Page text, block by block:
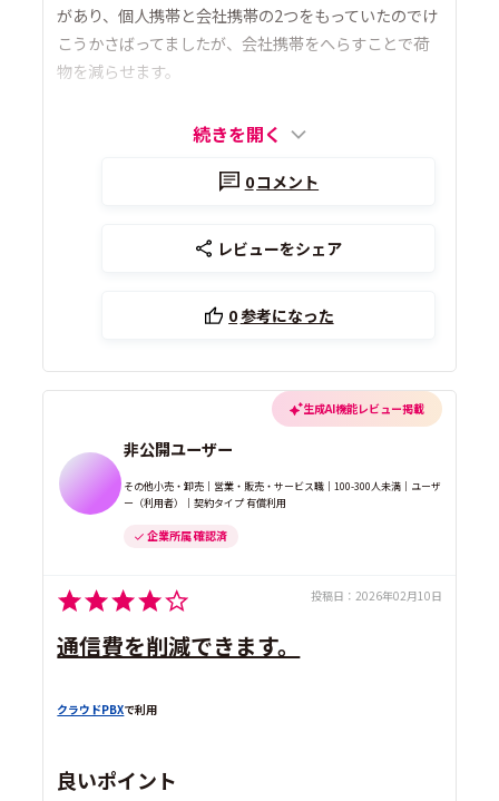
があり、個人携帯と会社携帯の2つをもっていたのでけ
こうかさばってましたが、会社携帯をへらすことで荷
物を減らせます。
続きを開く
0コメント
レビューをシェア
0参考になった
生成AI機能レビュー掲載
非公開ユーザー
その他小売・卸売｜営業・販売・サービス職｜100-300人未満｜ユーザ
ー（利用者）｜契約タイプ 有償利用
企業所属 確認済
投稿日： 2026年02月10日
通信費を削減できます。
クラウドPBXで利用
良いポイント